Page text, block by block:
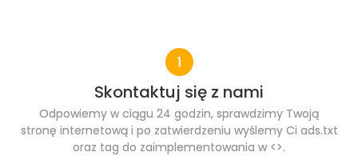
Skontaktuj się z nami
Odpowiemy w ciągu 24 godzin, sprawdzimy Twoją
stronę internetową i po zatwierdzeniu wyślemy Ci ads.txt
oraz tag do zaimplementowania w <>.